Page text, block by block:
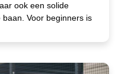
ook een solide
Voor beginners is